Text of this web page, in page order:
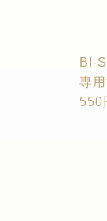
BI-
専
550